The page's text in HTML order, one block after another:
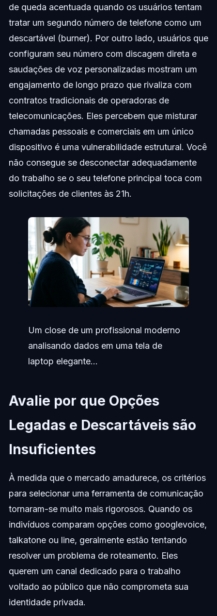
de queda acentuada quando os usuários tentam
tratar um segundo número de telefone como um
descartável (burner). Por outro lado, usuários que
configuram seu número com discagem direta e
saudações de voz personalizadas mostram um
engajamento de longo prazo que rivaliza com
contratos tradicionais de operadoras de
telecomunicações. Eles percebem que misturar
chamadas pessoais e comerciais em um único
dispositivo é uma vulnerabilidade estrutural. Você
não consegue se desconectar adequadamente
do trabalho se o seu telefone principal toca com
solicitações de clientes às 21h.
Um close de um profissional moderno
analisando dados em uma tela de
laptop elegante...
Avalie por que Opções
Legadas e Descartáveis são
Insuficientes
À medida que o mercado amadurece, os critérios
para selecionar uma ferramenta de comunicação
tornaram-se muito mais rigorosos. Quando os
indivíduos comparam opções como googlevoice,
talkatone ou line, geralmente estão tentando
resolver um problema de roteamento. Eles
querem um canal dedicado para o trabalho
voltado ao público que não comprometa sua
identidade privada.